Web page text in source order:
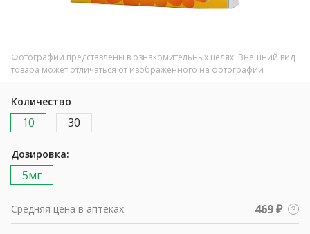
Фотографии представлены в ознакомительных целях. Внешний вид
товара может отличаться от изображенного на фотографии
Количество
10 30
Дозировка:
5мг
Средняя цена в аптеках 469 ₽